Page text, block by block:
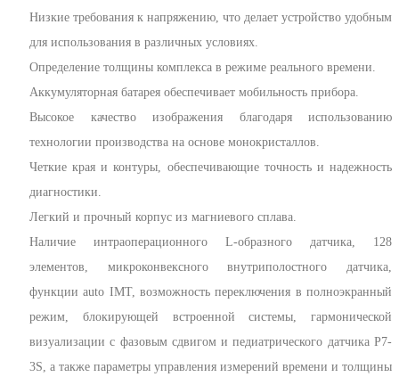
Низкие требования к напряжению, что делает устройство удобным
для использования в различных условиях.
Определение толщины комплекса в режиме реального времени.
Аккумуляторная батарея обеспечивает мобильность прибора.
Высокое качество изображения благодаря использованию
технологии производства на основе монокристаллов.
Четкие края и контуры, обеспечивающие точность и надежность
диагностики.
Легкий и прочный корпус из магниевого сплава.
Наличие интраоперационного L-образного датчика, 128
элементов, микроконвексного внутриполостного датчика,
функции auto IMT, возможность переключения в полноэкранный
режим, блокирующей встроенной системы, гармонической
визуализации с фазовым сдвигом и педиатрического датчика P7-
3S, а также параметры управления измерений времени и толщины